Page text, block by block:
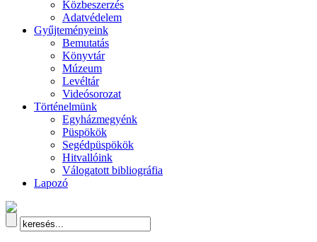
Közbeszerzés
Adatvédelem
Gyűjteményeink
Bemutatás
Könyvtár
Múzeum
Levéltár
Videósorozat
Történelmünk
Egyházmegyénk
Püspökök
Segédpüspökök
Hitvallóink
Válogatott bibliográfia
Lapozó